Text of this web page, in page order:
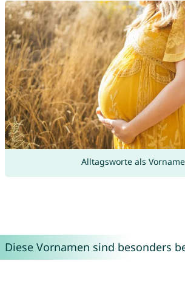
Alltagsworte als
Diese Vornamen sind besonders